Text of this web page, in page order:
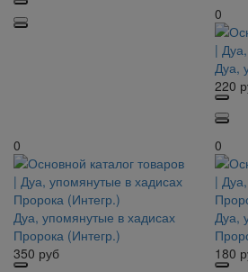
0
Дуа,
220
0
Дуа, упомянутые в хадисах
Пророка (Интегр.)
350 руб
0
Дуа,
180